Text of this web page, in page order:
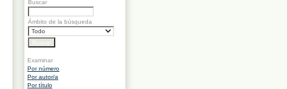
Buscar
Ámbito de la búsqueda
Examinar
Por número
Por autor/a
Por título